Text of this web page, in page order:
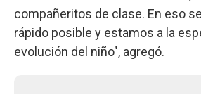
compañeritos de clase. En eso
rápido posible y estamos a la
evolución del niño", agregó.